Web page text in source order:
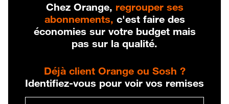
Chez Orange, regrouper ses
abonnements, c'est faire des
économies sur votre budget mais
pas sur la qualité.
Déjà client Orange ou Sosh ?
Identifiez-vous pour voir vos remises